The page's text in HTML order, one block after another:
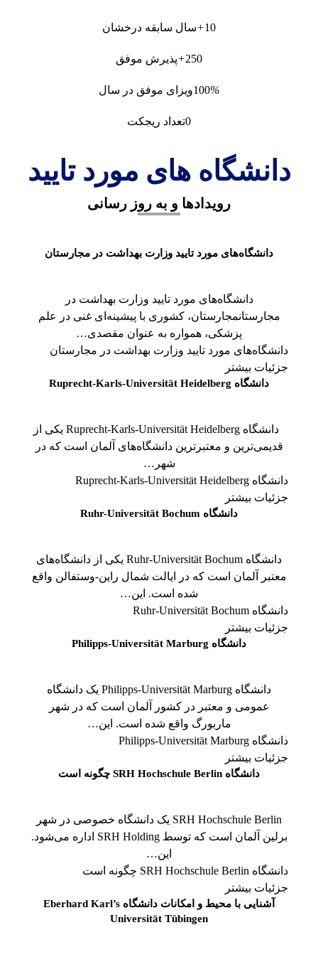
10
+سال سابقه درخشان
250
+پذیرش موفق
100% ویزای موفق در سال
0تعداد ریجکت
دانشگاه های مورد تایید
رویدادها و به روز رسانی
دانشگاه‌های مورد تایید وزارت بهداشت در مجارستان
دانشگاه‌های مورد تایید وزارت بهداشت در
مجارستانمجارستان، کشوری با پیشینه‌ای غنی در علم
پزشکی، همواره به عنوان مقصدی…
دانشگاه‌های مورد تایید وزارت بهداشت در مجارستان
جزئیات بیشتر
دانشگاه Ruprecht-Karls-Universität Heidelberg
دانشگاه Ruprecht-Karls-Universität Heidelberg یکی از
قدیمی‌ترین و معتبرترین دانشگاه‌های آلمان است که در
شهر…
دانشگاه Ruprecht-Karls-Universität Heidelberg
جزئیات بیشتر
دانشگاه Ruhr-Universität Bochum
دانشگاه Ruhr-Universität Bochum یکی از دانشگاه‌های
معتبر آلمان است که در ایالت شمال راین-وستفالن واقع
شده است. این…
دانشگاه Ruhr-Universität Bochum
جزئیات بیشتر
دانشگاه Philipps-Universität Marburg
دانشگاه Philipps-Universität Marburg یک دانشگاه
عمومی و معتبر در کشور آلمان است که در شهر
ماربورگ واقع شده است. این…
دانشگاه Philipps-Universität Marburg
جزئیات بیشتر
دانشگاه SRH Hochschule Berlin چگونه است
SRH Hochschule Berlin یک دانشگاه خصوصی در شهر
برلین آلمان است که توسط SRH Holding اداره می‌شود.
این…
دانشگاه SRH Hochschule Berlin چگونه است
جزئیات بیشتر
آشنایی با محیط و امکانات دانشگاه Eberhard Karl’s
Universität Tübingen